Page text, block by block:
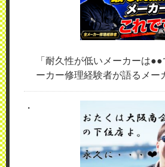
「耐久性が低いメーカーは
ーカー修理経験者が語るメー